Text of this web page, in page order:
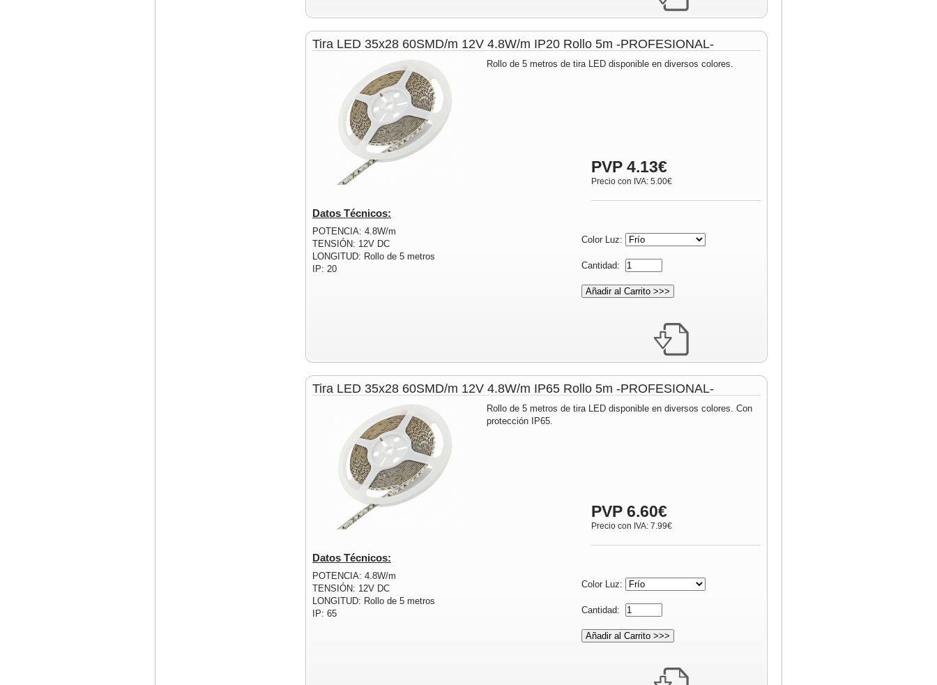
Tira LED 35x28 60SMD/m 12V 4.8W/m IP20 Rollo 5m -PROFESIONAL-
Rollo de 5 metros de tira LED disponible en diversos colores.
PVP 4.13€
Precio con IVA: 5.00€
Datos Técnicos:
POTENCIA: 4.8W/m
TENSIÓN: 12V DC
LONGITUD: Rollo de 5 metros
IP: 20
Color Luz:
Cantidad:
Tira LED 35x28 60SMD/m 12V 4.8W/m IP65 Rollo 5m -PROFESIONAL-
Rollo de 5 metros de tira LED disponible en diversos colores. Con
protección IP65.
PVP 6.60€
Precio con IVA: 7.99€
Datos Técnicos:
POTENCIA: 4.8W/m
TENSIÓN: 12V DC
LONGITUD: Rollo de 5 metros
IP: 65
Color Luz:
Cantidad: